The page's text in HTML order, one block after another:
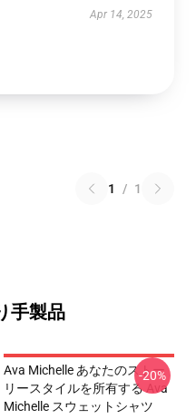
Apr 14, 2025
1 / 1
手製品
Ava Michelle あなたのストー
リースタイルを所有する Ava
Michelle スウェットシャツ
-20%